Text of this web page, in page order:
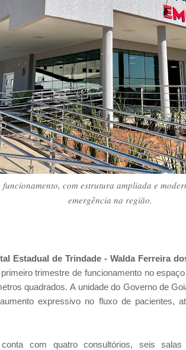
com estrutura ampliada e
emergência na região.
Estadual de Trindade - Walda Ferreira
trimestre de funcionamento no
quadrados. A unidade do Governo de
expressivo no fluxo de pacientes,
com quatro consultórios, seis salas